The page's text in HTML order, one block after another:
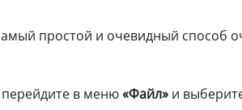
простой и очевидный способ
в меню«Файл» и